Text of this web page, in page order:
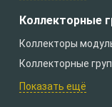
Коллекторные
Коллекторы
Коллекторные
Показать ещё